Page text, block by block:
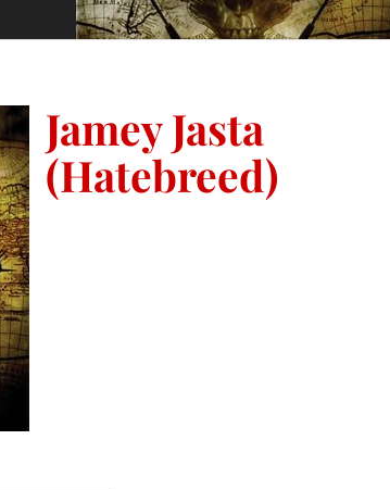
Jamey Jasta
(Hatebreed)